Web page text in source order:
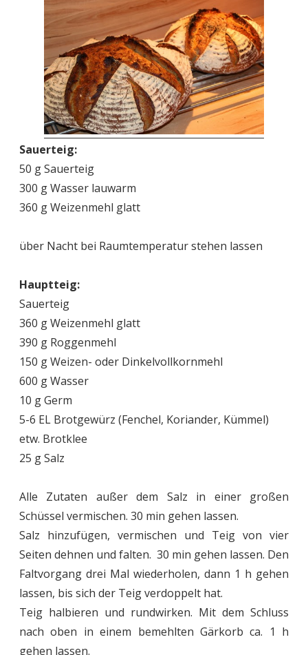
Sauerteig:
50 g Sauerteig
300 g Wasser lauwarm
360 g Weizenmehl glatt
über Nacht bei Raumtemperatur stehen lassen
Hauptteig:
Sauerteig
360 g Weizenmehl glatt
390 g Roggenmehl
150 g Weizen- oder Dinkelvollkornmehl
600 g Wasser
10 g Germ
5-6 EL Brotgewürz (Fenchel, Koriander, Kümmel)
etw. Brotklee
25 g Salz
Alle Zutaten außer dem Salz in einer großen
Schüssel vermischen. 30 min gehen lassen.
Salz hinzufügen, vermischen und Teig von vier
Seiten dehnen und falten. 30 min gehen lassen. Den
Faltvorgang drei Mal wiederholen, dann 1 h gehen
lassen, bis sich der Teig verdoppelt hat.
Teig halbieren und rundwirken. Mit dem Schluss
nach oben in einem bemehlten Gärkorb ca. 1 h
gehen lassen.